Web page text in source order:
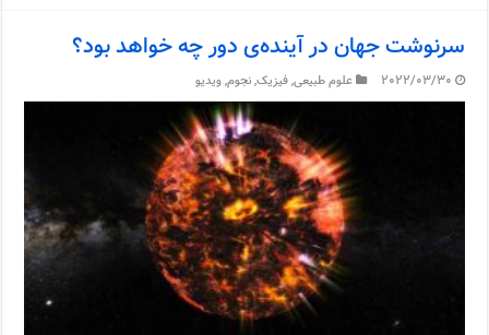
سرنوشت جهان در آینده‌ی دور چه خواهد بود؟
2022/03/30 علوم طبیعی,فیزیک,نجوم,ویدیو